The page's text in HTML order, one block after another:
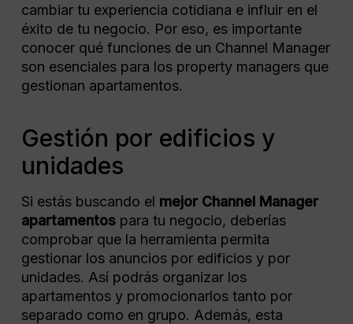
cambiar tu experiencia cotidiana e influir en el
éxito de tu negocio. Por eso, es importante
conocer qué funciones de un Channel Manager
son esenciales para los property managers que
gestionan apartamentos.
Gestión por edificios y
unidades
Si estás buscando el mejor Channel Manager
apartamentos​ para tu negocio, deberías
comprobar que la herramienta permita
gestionar los anuncios por edificios y por
unidades. Así podrás organizar los
apartamentos y promocionarlos tanto por
separado como en grupo. Además, esta